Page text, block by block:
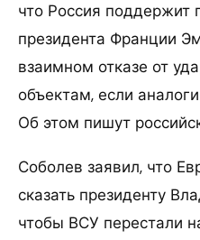
что Россия поддержит
президента Франции
взаимном отказе от
объектам, если
Об этом пишут
Соболев заявил, что
сказать президенту
чтобы ВСУ перестали